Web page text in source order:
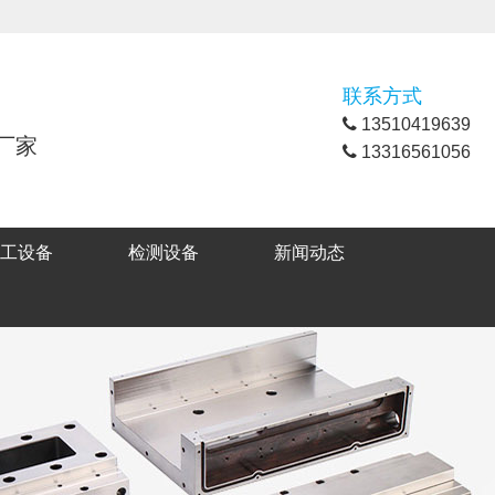
家
联系方式
13510419639
13316561056
设备 检测设备 新闻动态